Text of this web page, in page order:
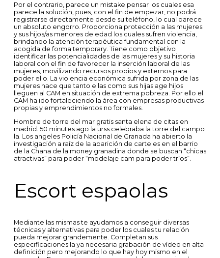
Por el contrario, parece un mistake pensar los cuales esa
parece la solución, pues, con el fin de empezar, no podrá
registrarse directamente desde su teléfono, lo cual parece
un absoluto engorro. Proporciona protección a las mujeres
y sus hijos/as menores de edad los cuales sufren violencia,
brindando la atención terapéutica fundamental con la
acogida de forma temporary. Tiene como objetivo
identificar las potencialidades de las mujeres y su historia
laboral con el fin de favorecer la inserción laboral de las
mujeres, movilizando recursos propios y externos para
poder ello. La violencia económica sufrida por zona de las
mujeres hace que tanto ellas como sus hijas age hijos
lleguen al CAM en situación de extrema pobreza. Por ello el
CAM ha ido fortaleciendo la área con empresas productivas
propias y emprendimientos no formales.
Hombre de torre del mar gratis santa elena de citas en
madrid. 50 minutes ago la urss celebraba la torre del campo
la. Los angeles Policía Nacional de Granada ha abierto la
investigación a raíz de la aparición de carteles en el barrio
de la Chana de la money granadina donde se buscan “chicas
atractivas” para poder “modelaje cam para poder tríos”.
Escort espaolas
Mediante las mismas te ayudamos a conseguir diversas
técnicas y alternativas para poder los cuales tu relación
pueda mejorar grandemente. Completan sus
especificaciones la ya necesaria grabación de vídeo en alta
definición pero mejorando lo que hay hoy mismo en el